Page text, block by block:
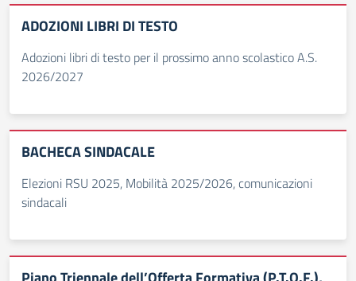
ADOZIONI LIBRI DI TESTO
Adozioni libri di testo per il prossimo anno scolastico A.S.
2026/2027
BACHECA SINDACALE
Elezioni RSU 2025, Mobilità 2025/2026, comunicazioni
sindacali